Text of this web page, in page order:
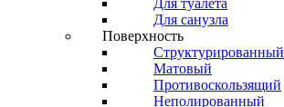
Для туалета
Для санузла
Поверхность
Структурированный
Матовый
Противоскользящий
Неполированный